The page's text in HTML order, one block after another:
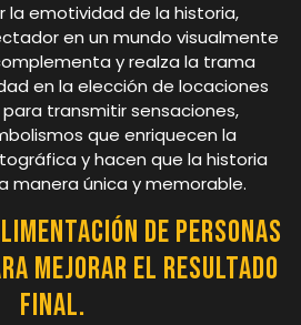
la emotividad de la historia,
en un mundo visualmente
y realza la trama
en la elección de locaciones
transmitir sensaciones,
que enriquecen la
y hacen que la historia
manera única y memorable.
de personas
mejorar el resultado
final.